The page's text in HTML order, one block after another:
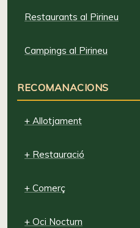
Restaurants al Pirineu
Campings al Pirineu
RECOMANACIONS
+ Allotjament
+ Restauració
+ Comerç
+ Oci Nocturn